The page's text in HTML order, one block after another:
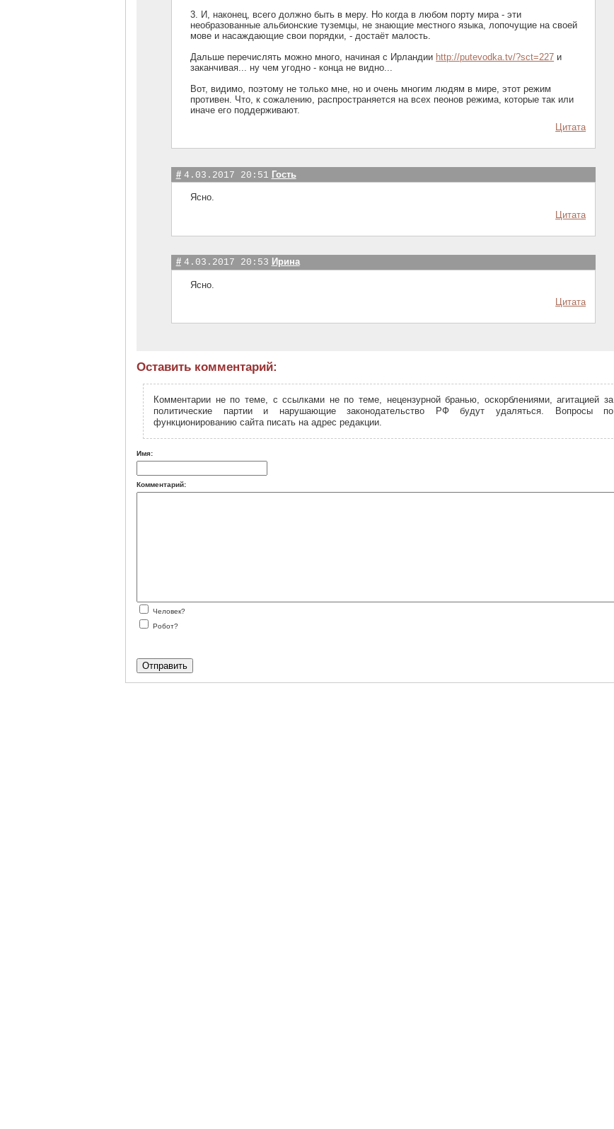
3. И, наконец, всего должно быть в меру. Но когда в любом порту мира - эти
необразованные альбионские туземцы, не знающие местного языка, лопочущие на своей
мове и насаждающие свои порядки, - достаёт малость.
Дальше перечислять можно много, начиная с Ирландии http://putevodka.tv/?sct=227 и
заканчивая... ну чем угодно - конца не видно...
Вот, видимо, поэтому не только мне, но и очень многим людям в мире, этот режим
противен. Что, к сожалению, распространяется на всех пеонов режима, которые так или
иначе его поддерживают.
Цитата
# 4.03.2017 20:51 Гость
Ясно.
Цитата
# 4.03.2017 20:53 Ирина
Ясно.
Цитата
Оставить комментарий:
Комментарии не по теме, с ссылками не по теме, нецензурной бранью, оскорблениями, агитацией за
политические партии и нарушающие законодательство РФ будут удаляться. Вопросы по
функционированию сайта писать на адрес редакции.
Имя:
Комментарий:
Человек?
Робот?